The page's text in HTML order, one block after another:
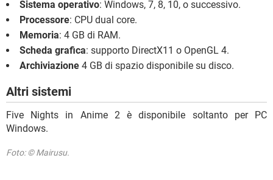
Sistema operativo: Windows, 7, 8, 10, o successivo.
Processore: CPU dual core.
Memoria: 4 GB di RAM.
Scheda grafica: supporto DirectX11 o OpenGL 4.
Archiviazione 4 GB di spazio disponibile su disco.
Altri sistemi
Five Nights in Anime 2 è disponibile soltanto per PC
Windows.
Foto: © Mairusu.